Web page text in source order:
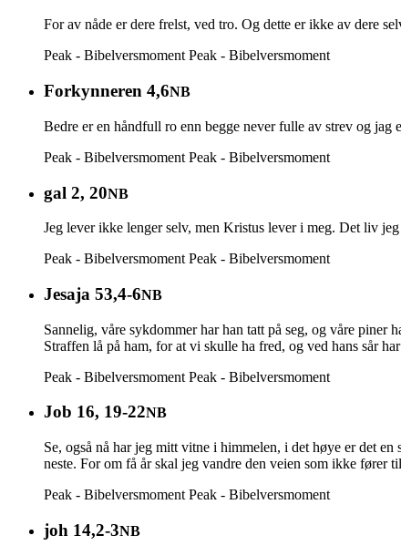
For av nåde er dere frelst, ved tro. Og dette er ikke av dere
Peak - Bibelversmoment Peak - Bibelversmoment
Forkynneren 4,6NB
Bedre er en håndfull ro enn begge never fulle av strev og jag
Peak - Bibelversmoment Peak - Bibelversmoment
gal 2, 20NB
Jeg lever ikke lenger selv, men Kristus lever i meg. Det liv
Peak - Bibelversmoment Peak - Bibelversmoment
Jesaja 53,4-6NB
Sannelig, våre sykdommer har han tatt på seg, og våre
Straffen lå på ham, for at vi skulle ha fred, og ved hans sår
Peak - Bibelversmoment Peak - Bibelversmoment
Job 16, 19-22NB
Se, også nå har jeg mitt vitne i himmelen, i det høye er det
neste. For om få år skal jeg vandre den veien som ikke fører
Peak - Bibelversmoment Peak - Bibelversmoment
joh 14,2-3NB